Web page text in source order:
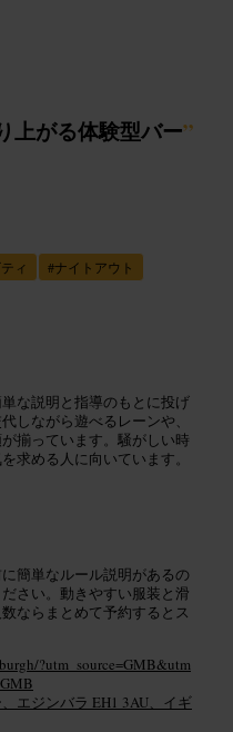
上がる体験型バー”
ィ #ナイトアウト
な説明と指導のもとに投げ
しながら遊べるレーンや、
揃っています。騒がしい時
求める人に向いています。
簡単なルール説明があるの
さい。動きやすい服装と滑
ならまとめて予約するとス
?utm_source=GMB&utm
エジンバラ EH1 3AU、イギ